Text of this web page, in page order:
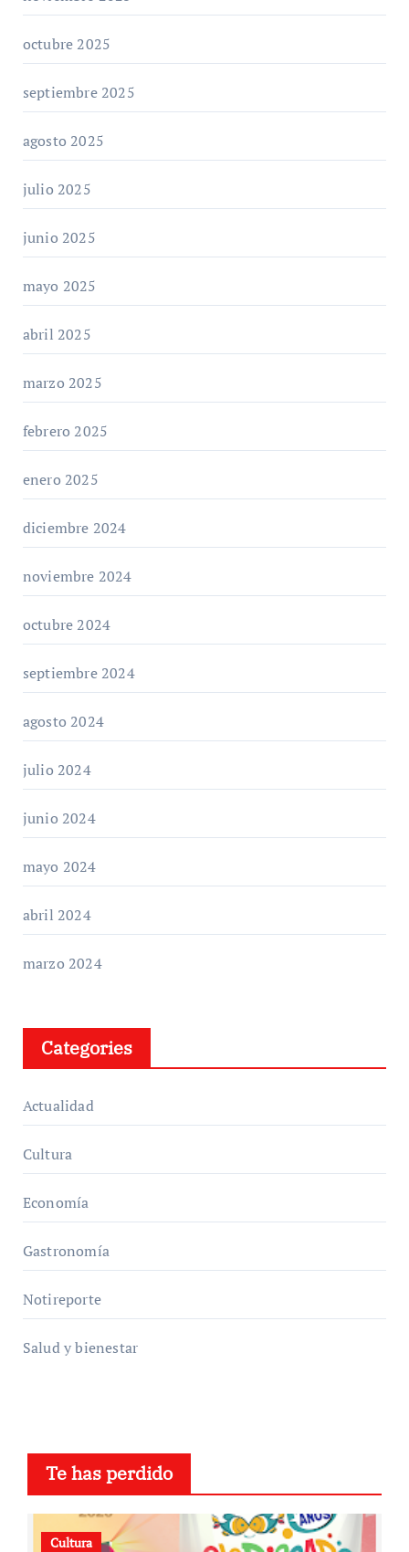
octubre 2025
septiembre 2025
agosto 2025
julio 2025
junio 2025
mayo 2025
abril 2025
marzo 2025
febrero 2025
enero 2025
diciembre 2024
noviembre 2024
octubre 2024
septiembre 2024
agosto 2024
julio 2024
junio 2024
mayo 2024
abril 2024
marzo 2024
Categories
Actualidad
Cultura
Economía
Gastronomía
Notireporte
Salud y bienestar
Te has perdido
Cultura